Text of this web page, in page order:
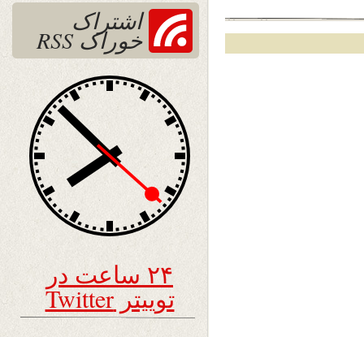
اشتراک
خوراک RSS
۲۴ ساعت در
توییتر Twitter